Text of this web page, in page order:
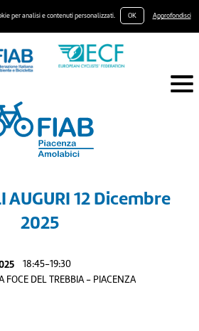
per analisi e contenuti personalizzati. OK Approfondisci
AUGURI 12 Dicembre
2025
18:45-19:30
FOCE DEL TREBBIA - PIACENZA